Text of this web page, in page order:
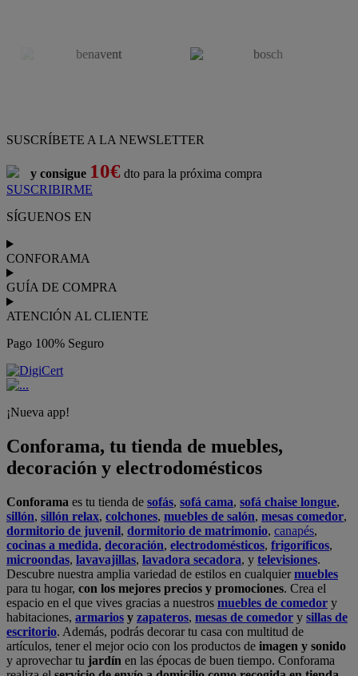
SUSCRÍBETE A LA NEWSLETTER
y consigue 10€ dto para la próxima compra
SUSCRIBIRME
SÍGUENOS EN
CONFORAMA
GUÍA DE COMPRA
ATENCIÓN AL CLIENTE
Pago 100% Seguro
¡Nueva app!
Conforama, tu tienda de muebles,
decoración y electrodomésticos
Conforama es tu tienda de sofás, sofá cama, sofá chaise longue,
sillón, sillón relax, colchones, muebles de salón, mesas comedor,
dormitorio de juvenil, dormitorio de matrimonio, canapés,
cocinas a medida, decoración, electrodomésticos, frigoríficos,
microondas, lavavajillas, lavadora secadora, y televisiones.
Descubre nuestra amplia variedad de estilos en cualquiermuebles
para tu hogar, con los mejores precios y promociones. Crea el
espacio en el que vives gracias a nuestros muebles de comedor y
habitaciones, armarios y zapateros, mesas de comedor y sillas de
escritorio. Además, podrás decorar tu casa con multitud de
artículos, tener el mejor ocio con los productos de imagen y sonido
y aprovechar tu jardín en las épocas de buen tiempo. Conforama